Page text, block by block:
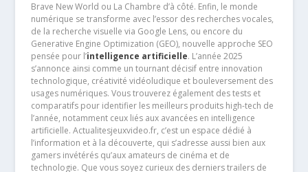
Brave New World ou La Chambre d’à côté. Enfin, le monde
numérique se transforme avec l’essor des recherches vocales,
de la recherche visuelle via Google Lens, ou encore du
Generative Engine Optimization (GEO), nouvelle approche SEO
pensée pour l’intelligence artificielle. L’année 2025
s’annonce ainsi comme un tournant décisif entre innovation
technologique, créativité vidéoludique et bouleversement des
usages numériques. Vous trouverez également des tests et
comparatifs pour identifier les meilleurs produits high-tech de
l’année, notamment ceux liés aux avancées en intelligence
artificielle. Actualitesjeuxvideo.fr, c’est un espace dédié à
l’information et à la découverte, qui s’adresse aussi bien aux
gamers invétérés qu’aux amateurs de cinéma et de
technologie. Que vous soyez curieux des derniers trailers de